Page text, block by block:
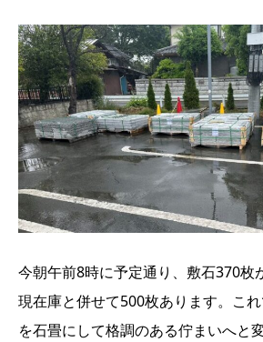
今朝午前8時に予定通り、敷石370枚
現在庫と併せて500枚あります。こ
を石畳にして格調のある佇まいへと